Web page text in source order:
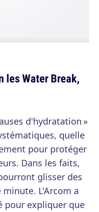
les Water Break,
d'hydratation »
quelle
pour protéger
Dans les faits,
glisser des
L'Arcom a
pour expliquer que